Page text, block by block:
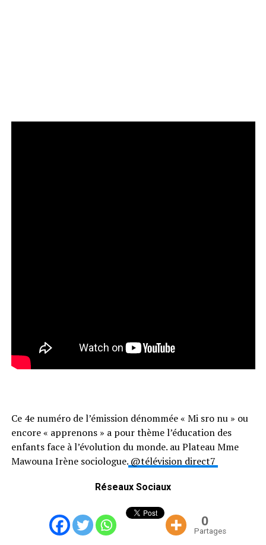
Ce 4e numéro de l’émission dénommée « Mi sro nu » ou
encore « apprenons » a pour thème l’éducation des
enfants face à l’évolution du monde. au Plateau Mme
Mawouna Irène sociologue.@télévision direct7
Réseaux Sociaux
0
Partages